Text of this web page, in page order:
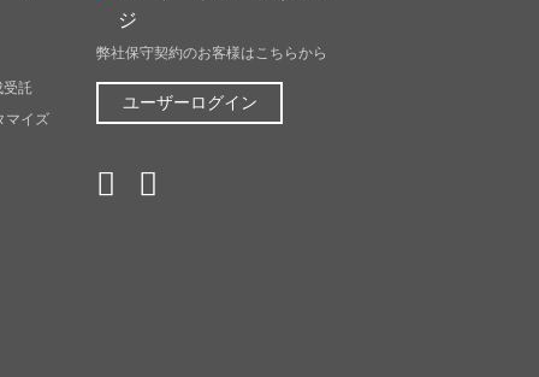
受託
マイズ
ジ
弊社保守契約のお客様はこちらから
ユーザーログイン